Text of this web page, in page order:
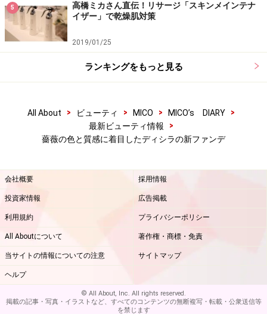
5
高橋ミカさん直伝！リサージ「スキンメインテナ
イザー」で乾燥肌対策
2019/01/25
ランキングをもっと見る
All About > ビューティ > MICO > MICO’s DIARY
>
最新ビューティ情報
>
薔薇の色と質感に着目したディシラの新ファンデ
会社概要 採用情報
投資家情報 広告掲載
利用規約 プライバシーポリシー
All Aboutについて 著作権・商標・免責
当サイトの情報についての注意 サイトマップ
ヘルプ
© All About, Inc. All rights reserved.
掲載の記事・写真・イラストなど、すべてのコンテンツの無断複写・転載・公衆送信等
を禁じます